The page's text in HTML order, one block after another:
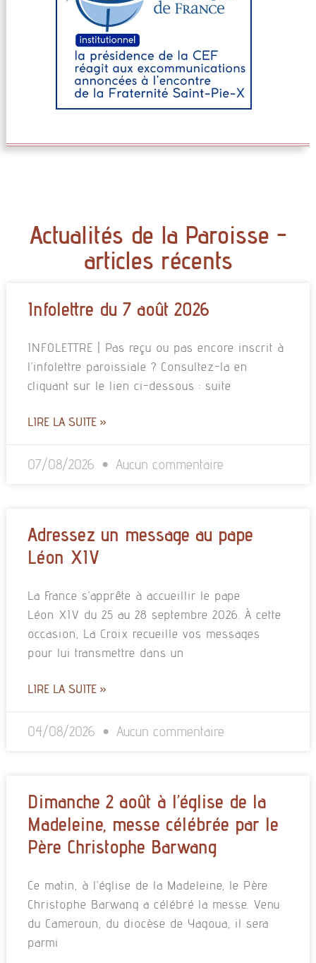
Actualités de la Paroisse -
articles récents
Infolettre du 7 août 2026
INFOLETTRE | Pas reçu ou pas encore inscrit à
l’infolettre paroissiale ? Consultez-la en
cliquant sur le lien ci-dessous : suite
LIRE LA SUITE »
07/08/2026 Aucun commentaire
Adressez un message au pape
Léon XIV
La France s’apprête à accueillir le pape
Léon XIV du 25 au 28 septembre 2026. À cette
occasion, La Croix recueille vos messages
pour lui transmettre dans un
LIRE LA SUITE »
04/08/2026 Aucun commentaire
Dimanche 2 août à l’église de la
Madeleine, messe célébrée par le
Père Christophe Barwang
Ce matin, à l’église de la Madeleine, le Père
Christophe Barwang a célébré la messe. Venu
du Cameroun, du diocèse de Yagoua, il sera
parmi